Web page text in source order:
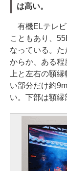
は高い。
有機ELテレビ
こともあり、
なっている。
からか、ある程
上と左右の額
い部分だけ約
い。下部は額縁